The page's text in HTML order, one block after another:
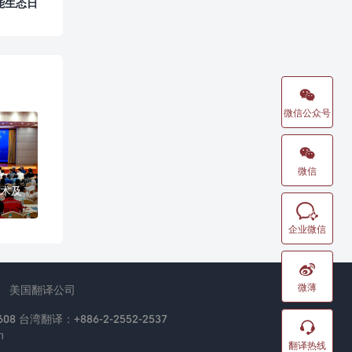
生态日
及

微信公众号

微信

企业微信

微薄

翻译热线
美国翻译公司
台湾翻译：+886-2-2552-2537